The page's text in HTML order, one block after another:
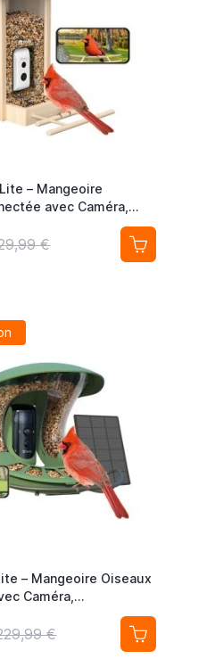
– Mangeoire
avec Caméra,
IA et Panneau Solaire
€
– Mangeoire Oiseaux
Caméra,
IA et Panneau Solaire
€